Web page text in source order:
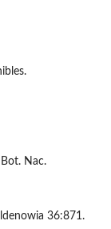
Nac.
36:871.